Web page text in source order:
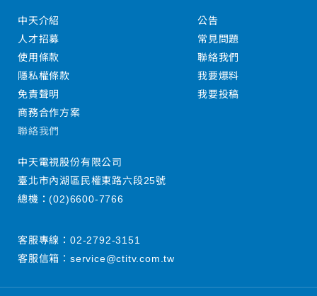
中天介紹
人才招募
使用條款
隱私權條款
免責聲明
商務合作方案
公告
常見問題
聯絡我們
我要爆料
我要投稿
聯絡我們
中天電視股份有限公司
臺北市內湖區民權東路六段25號
總機：(02)6600-7766
客服專線： 02-2792-3151
客服信箱： service@ctitv.com.tw